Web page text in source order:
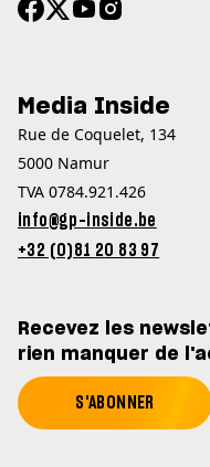
Media Inside
Rue de Coquelet, 134
5000 Namur
TVA 0784.921.426
info@gp-inside.be
+32 (0)81 20 83 97
Recevez les
rien manquer de
S'ABONNER